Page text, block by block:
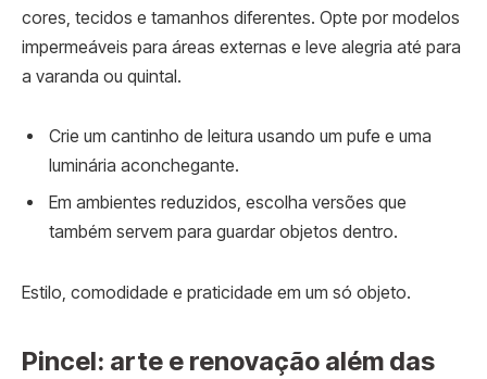
cores, tecidos e tamanhos diferentes. Opte por modelos
impermeáveis para áreas externas e leve alegria até para
a varanda ou quintal.
Crie um cantinho de leitura usando um pufe e uma
luminária aconchegante.
Em ambientes reduzidos, escolha versões que
também servem para guardar objetos dentro.
Estilo, comodidade e praticidade em um só objeto.
Pincel: arte e renovação além das